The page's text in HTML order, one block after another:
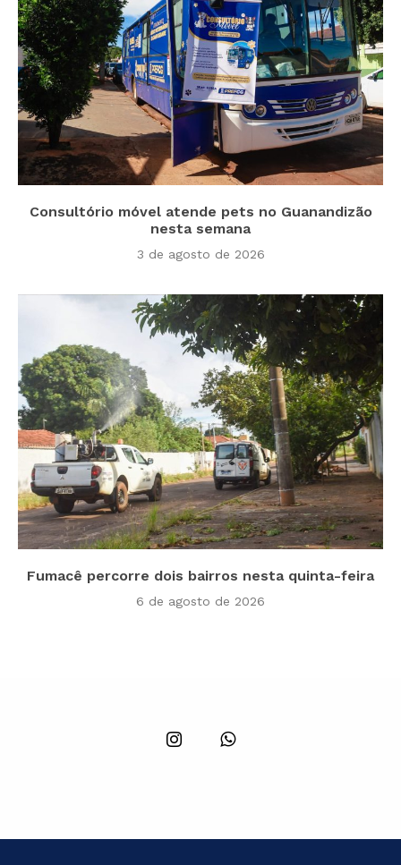
Consultório móvel atende pets no Guanandizão
nesta semana
3 de agosto de 2026
Fumacê percorre dois bairros nesta quinta-feira
6 de agosto de 2026